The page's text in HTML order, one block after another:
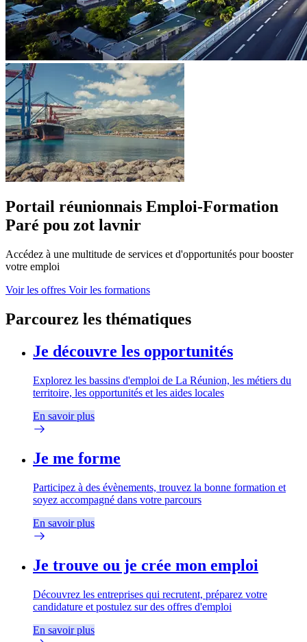
Portail réunionnais Emploi‑Formation
Paré pou zot lavnir
Accédez à une multitude de services et d'opportunités pour booster
votre emploi
Voir les offres Voir les formations
Parcourez les thématiques
Je découvre les opportunités
Explorez les bassins d'emploi de La Réunion, les métiers du
territoire, les opportunités et les aides locales
En savoir plus
Je me forme
Participez à des évènements, trouvez la bonne formation et
soyez accompagné dans votre parcours
En savoir plus
Je trouve ou je crée mon emploi
Découvrez les entreprises qui recrutent, préparez votre
candidature et postulez sur des offres d'emploi
En savoir plus